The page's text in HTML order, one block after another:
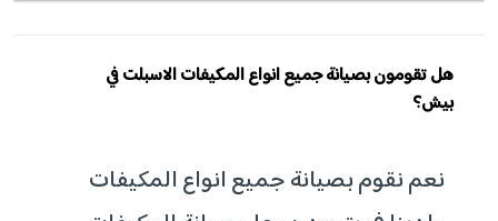
هل تقومون بصيانة جميع انواع المكيفات الاسبلت في
بيش؟
نعم نقوم بصيانة جميع انواع المكيفات